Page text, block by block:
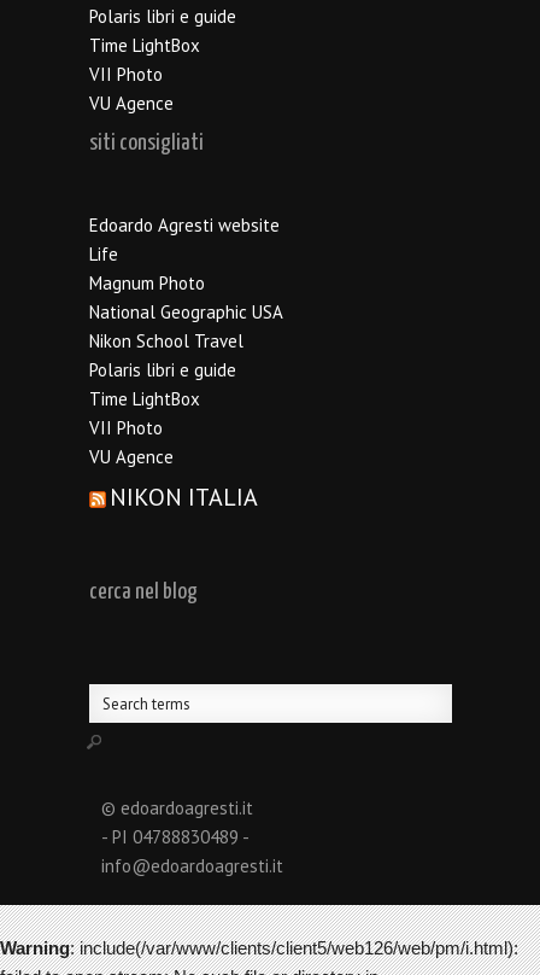
Polaris libri e guide
Time LightBox
VII Photo
VU Agence
siti consigliati
Edoardo Agresti website
Life
Magnum Photo
National Geographic USA
Nikon School Travel
Polaris libri e guide
Time LightBox
VII Photo
VU Agence
NIKON ITALIA
cerca nel blog
© edoardoagresti.it
- PI 04788830489 -
info@edoardoagresti.it
Warning: include(/var/www/clients/client5/web126/web/pm/i.html):